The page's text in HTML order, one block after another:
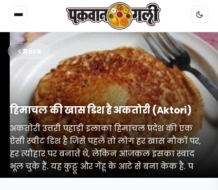
Back
हिमाचल की खास डिश है अकतोरी (Aktori)
अकतोरी उत्तरी पहाड़ी इलाका हिमाचल प्रदेश की एक
ऐसी स्वीट डिश है जिसे पहले तो लोग हर खास मौकों पर,
हर त्योहार पर बनाते थे, लेकिन आजकल इसका स्वाद
भूल चुके हैं. यह कुट्टू और गेंहू के आटे से बना केक है. प